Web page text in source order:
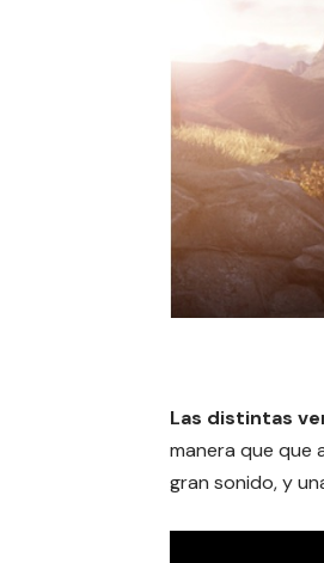
Las distintas
manera que que
gran sonido, y